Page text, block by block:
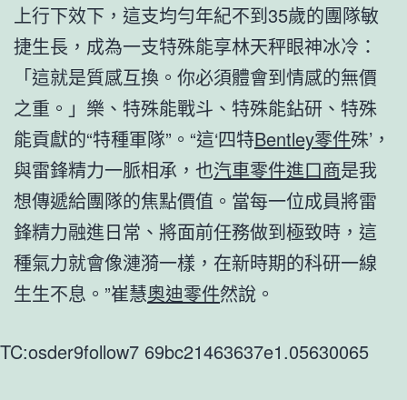
上行下效下，這支均勻年紀不到35歲的團隊敏
捷生長，成為一支特殊能享林天秤眼神冰冷：
「這就是質感互換。你必須體會到情感的無價
之重。」樂、特殊能戰斗、特殊能鉆研、特殊
能貢獻的“特種軍隊”。“這‘四特Bentley零件殊’，
與雷鋒精力一脈相承，也汽車零件進口商是我
想傳遞給團隊的焦點價值。當每一位成員將雷
鋒精力融進日常、將面前任務做到極致時，這
種氣力就會像漣漪一樣，在新時期的科研一線
生生不息。”崔慧奧迪零件然說。
TC:osder9follow7 69bc21463637e1.05630065